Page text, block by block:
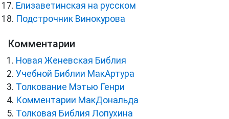
Елизаветинская на русском
Подстрочник Винокурова
Комментарии
Новая Женевская Библия
Учебной Библии МакАртура
Толкование Мэтью Генри
Комментарии МакДональда
Толковая Библия Лопухина